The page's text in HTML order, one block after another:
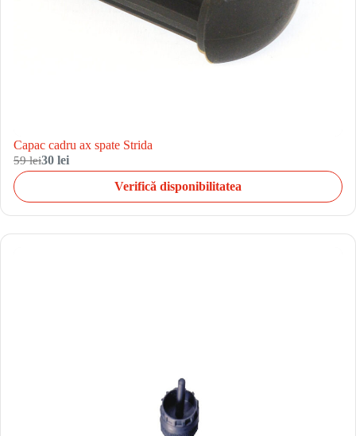
Capac cadru ax spate Strida
59 lei30 lei
Verifică disponibilitatea